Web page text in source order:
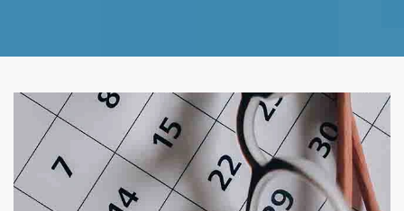
قلوبال لرعاية العين ضعف نظر